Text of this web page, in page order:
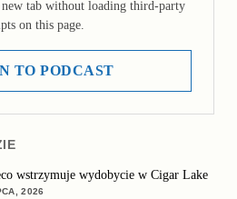
new tab without loading third-party
on this page.
TO PODCAST
wstrzymuje wydobycie w Cigar Lake
2026